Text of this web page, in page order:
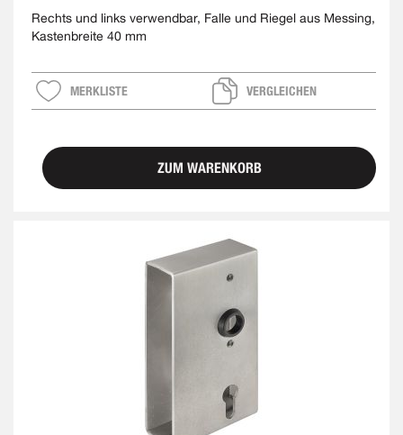
Rechts und links verwendbar, Falle und Riegel aus Messing,
Kastenbreite 40 mm
MERKLISTE VERGLEICHEN
ZUM WARENKORB